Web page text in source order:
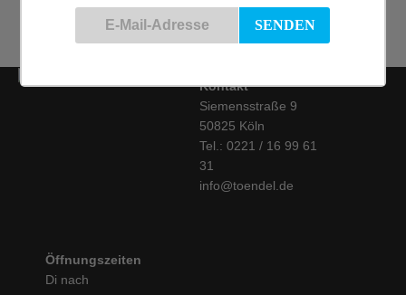
Kontakt
Siemensstraße 9
50825 Köln
Tel.: 0221 / 16 99 61
31
info@toendel.de
Öffnungszeiten
Di nach